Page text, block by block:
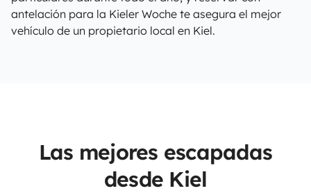
antelación para la Kieler Woche te asegura el mejor
vehículo de un propietario local en Kiel.
Las mejores escapadas
desde Kiel